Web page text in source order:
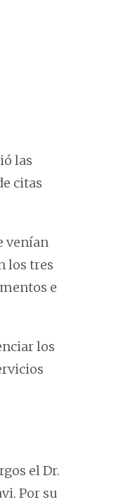
las
citas
venían
los tres
e
los
el Dr.
Por su